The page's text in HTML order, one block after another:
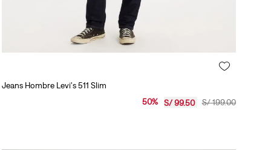
Jeans Hombre Levi's 511 Slim
S/199.00
50% S/99.50